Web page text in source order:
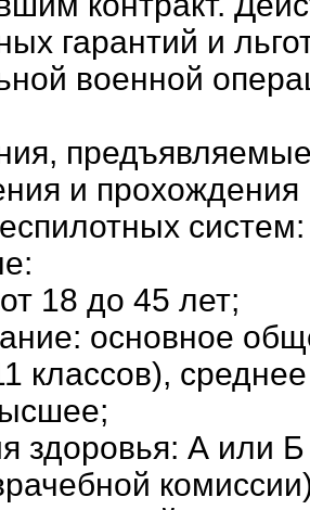
гарантий и
военной
и
систем:
18 до 45 лет;
основное
классов),
здоровья: А или